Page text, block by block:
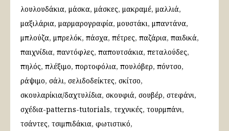
λουλουδάκια μάσκα μάσκες μακραμέ μαλλιά
μαξιλάρια μαρμαρογραφία μουστάκι μπαντάνα
μπλούζα μπρελόκ πάσχα πέτρες παζάρια παιδικά
παιχνίδια παντόφλες παπουτσάκια πεταλούδες
πηλός πλέξιμο πορτοφόλια πουλόβερ πόντσο
ράψιμο σάλι σελιδοδείκτες σκίτσο
σκουλαρίκια/δαχτυλίδια σκουφιά σουβέρ στεφάνι
σχέδια-patterns-tutorials τεχνικές τουρμπάνι
τσάντες τσιμπιδάκια φωτιστικό